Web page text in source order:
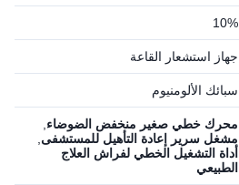
10%
جهاز استشعار القاعة
سبائك الألومنيوم
محرك خطي صغير منخفض الضوضاء
مشغل سرير إعادة التأهيل للمستشفى
أداة التشغيل الخطي لفراش العلاج
الطبيعي